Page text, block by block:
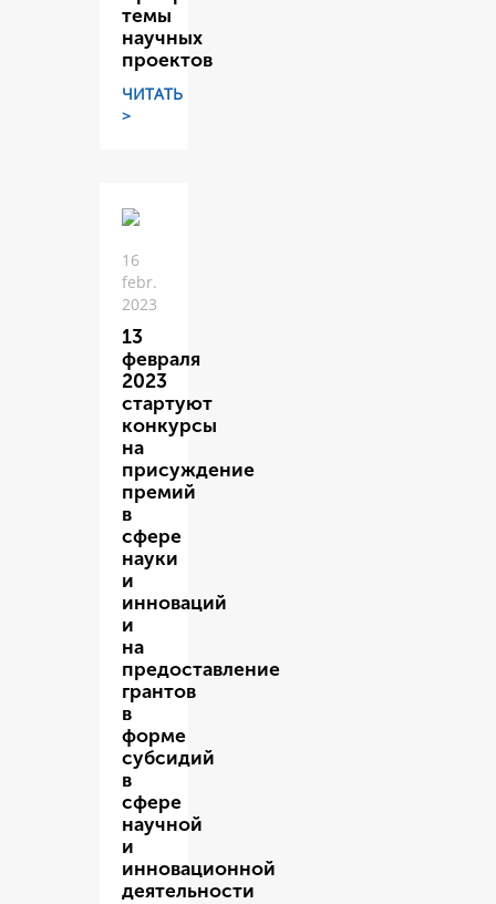
темы
научных
проектов
ЧИТАТЬ
>
16
febr.
2023
13
февраля
2023
стартуют
конкурсы
на
присуждение
премий
в
сфере
науки
и
инноваций
и
на
предоставление
грантов
в
форме
субсидий
в
сфере
научной
и
инновационной
деятельности